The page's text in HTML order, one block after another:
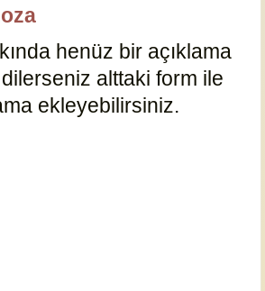
henüz bir açıklama
alttaki form ile
ekleyebilirsiniz.